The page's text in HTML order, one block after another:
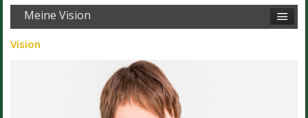
Meine Vision
Vision